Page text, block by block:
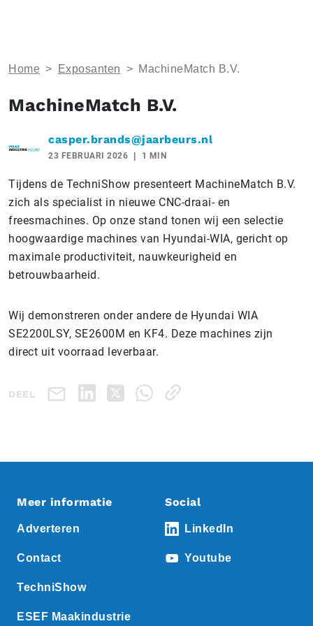
Home > Exposanten > MachineMatch B.V.
MachineMatch B.V.
casper.brands@jaarbeurs.nl
23 FEBRUARI 2026 1 MIN
Tijdens de TechniShow presenteert MachineMatch B.V.
zich als specialist in nieuwe CNC-draai- en
freesmachines. Op onze stand tonen wij een selectie
hoogwaardige machines van Hyundai-WIA, gericht op
maximale productiviteit, nauwkeurigheid en
betrouwbaarheid.
Wij demonstreren onder andere de Hyundai WIA
SE2200LSY, SE2600M en KF4. Deze machines zijn
direct uit voorraad leverbaar.
DEEL
Meer informatie
Adverteren
Contact
TechniShow
ESEF Maakindustrie
Social
LinkedIn
Youtube